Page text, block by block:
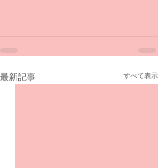
最新記事 すべて表示